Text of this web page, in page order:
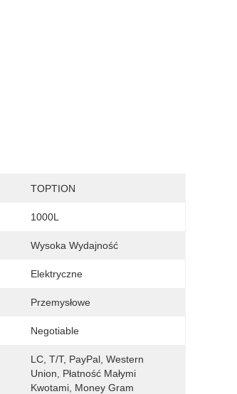
TOPTION
1000L
Wysoka Wydajność
Elektryczne
Przemysłowe
Negotiable
LC, T/T, PayPal, Western
Union, Płatność Małymi
Kwotami, Money Gram